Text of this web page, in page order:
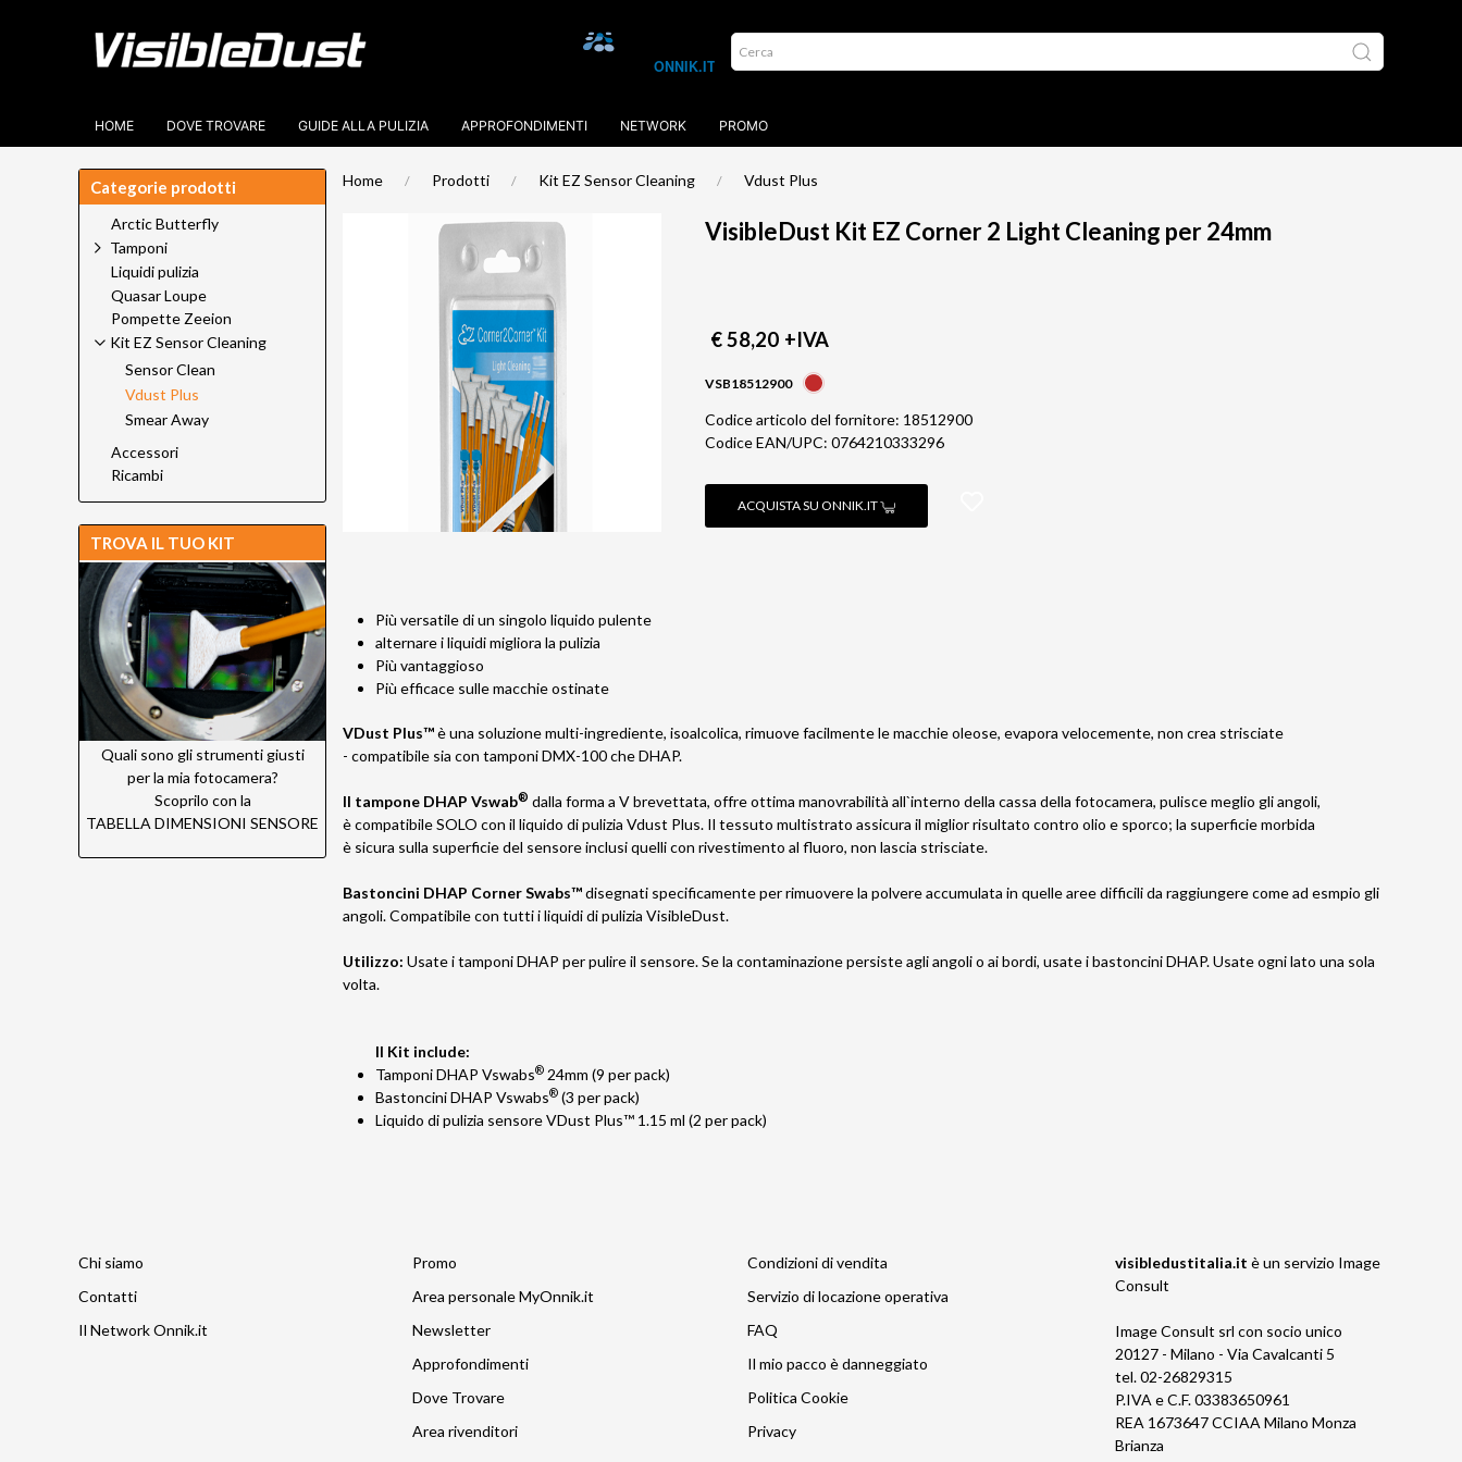
HOME DOVE TROVARE GUIDE ALLA PULIZIA APPROFONDIMENTI NETWORK PROMO
Home Prodotti Kit EZ Sensor Cleaning Vdust Plus
VisibleDust Kit EZ Corner 2 Light Cleaning per 24mm
€ 58,20 +IVA
VSB18512900
Codice articolo del fornitore: 18512900
Codice EAN/UPC: 0764210333296
ACQUISTA SU ONNIK.IT
Più versatile di un singolo liquido pulente
alternare i liquidi migliora la pulizia
Più vantaggioso
Più efficace sulle macchie ostinate
VDust Plus™è una soluzione multi-ingrediente, isoalcolica, rimuove facilmente le macchie oleose, evapora velocemente, non crea strisciate
- compatibile sia con tamponi DMX-100 che DHAP.
Il tampone DHAP Vswab® dalla forma a V brevettata, offre ottima manovrabilità all`interno della cassa della fotocamera, pulisce meglio gli angoli,
è compatibile SOLO con il liquido di pulizia Vdust Plus. Il tessuto multistrato assicura il miglior risultato contro olio e sporco; la superficie morbida
è sicura sulla superficie del sensore inclusi quelli con rivestimento al fluoro, non lascia strisciate.
Bastoncini DHAP Corner Swabs™disegnati specificamente per rimuovere la polvere accumulata in quelle aree difficili da raggiungere come ad esmpio gli
angoli. Compatibile con tutti i liquidi di pulizia VisibleDust.
Utilizzo: Usate i tamponi DHAP per pulire il sensore. Se la contaminazione persiste agli angoli o ai bordi, usate i bastoncini DHAP. Usate ogni lato una sola
volta.
Il Kit include:
Tamponi DHAP Vswabs® 24mm (9 per pack)
Bastoncini DHAP Vswabs® (3 per pack)
Liquido di pulizia sensore VDust Plus™ 1.15 ml (2 per pack)
Categorie prodotti
Arctic Butterfly
Tamponi
Liquidi pulizia
Quasar Loupe
Pompette Zeeion
Kit EZ Sensor Cleaning
Sensor Clean
Vdust Plus
Smear Away
Accessori
Ricambi
TROVA IL TUO KIT
Quali sono gli strumenti giusti
per la mia fotocamera?
Scoprilo con la
TABELLA DIMENSIONI SENSORE
Chi siamo
Contatti
Il Network Onnik.it
Promo
Area personale MyOnnik.it
Newsletter
Approfondimenti
Dove Trovare
Area rivenditori
Condizioni di vendita
Servizio di locazione operativa
FAQ
Il mio pacco è danneggiato
Politica Cookie
Privacy
visibledustitalia.it è un servizio Image
Consult
Image Consult srl con socio unico
20127 - Milano - Via Cavalcanti 5
tel. 02-26829315
P.IVA e C.F. 03383650961
REA 1673647 CCIAA Milano Monza
Brianza